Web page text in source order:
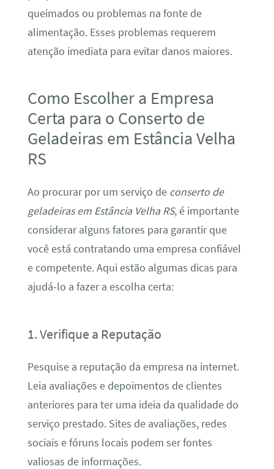
queimados ou problemas na fonte de
alimentação. Esses problemas requerem
atenção imediata para evitar danos maiores.
Como Escolher a Empresa
Certa para o Conserto de
Geladeiras em Estância Velha
RS
Ao procurar por um serviço de conserto de
geladeiras em Estância Velha RS, é importante
considerar alguns fatores para garantir que
você está contratando uma empresa confiável
e competente. Aqui estão algumas dicas para
ajudá-lo a fazer a escolha certa:
1. Verifique a Reputação
Pesquise a reputação da empresa na internet.
Leia avaliações e depoimentos de clientes
anteriores para ter uma ideia da qualidade do
serviço prestado. Sites de avaliações, redes
sociais e fóruns locais podem ser fontes
valiosas de informações.